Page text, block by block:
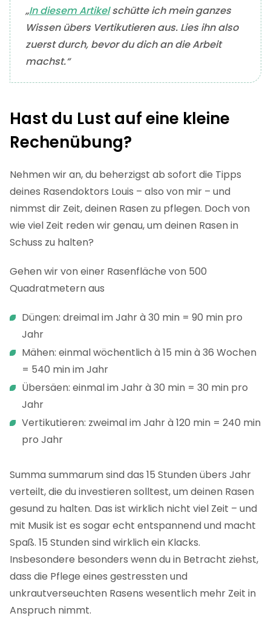
„In diesem Artikelschütte ich mein ganzes
Wissen übers Vertikutieren aus. Lies ihn also
zuerst durch, bevor du dich an die Arbeit
machst.“
Hast du Lust auf eine kleine
Rechenübung?
Nehmen wir an, du beherzigst ab sofort die Tipps
deines Rasendoktors Louis – also von mir – und
nimmst dir Zeit, deinen Rasen zu pflegen. Doch von
wie viel Zeit reden wir genau, um deinen Rasen in
Schuss zu halten?
Gehen wir von einer Rasenfläche von 500
Quadratmetern aus
Düngen: dreimal im Jahr à 30 min = 90 min pro
Jahr
Mähen: einmal wöchentlich à 15 min à 36 Wochen
= 540 min im Jahr
Übersäen: einmal im Jahr à 30 min = 30 min pro
Jahr
Vertikutieren: zweimal im Jahr à 120 min = 240 min
pro Jahr
Summa summarum sind das 15 Stunden übers Jahr
verteilt, die du investieren solltest, um deinen Rasen
gesund zu halten. Das ist wirklich nicht viel Zeit – und
mit Musik ist es sogar echt entspannend und macht
Spaß. 15 Stunden sind wirklich ein Klacks.
Insbesondere besonders wenn du in Betracht ziehst,
dass die Pflege eines gestressten und
unkrautverseuchten Rasens wesentlich mehr Zeit in
Anspruch nimmt.